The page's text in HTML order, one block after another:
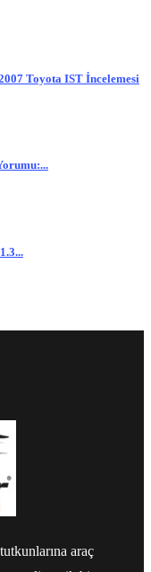
Toyota IST İncelemesi
araç